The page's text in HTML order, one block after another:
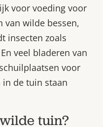
voor voeding voor
van wilde bessen,
insecten zoals
veel bladeren van
voor
de tuin staan
tuin?